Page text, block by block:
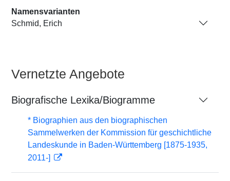
Namensvarianten
Schmid, Erich
Vernetzte Angebote
Biografische Lexika/Biogramme
* Biographien aus den biographischen
Sammelwerken der Kommission für geschichtliche
Landeskunde in Baden-Württemberg [1875-1935,
2011-]